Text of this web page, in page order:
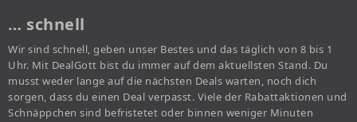
… schnell
Wir sind schnell, geben unser Bestes und das täglich von 8 bis 1
Uhr. Mit DealGott bist du immer auf dem aktuellsten Stand. Du
musst weder lange auf die nächsten Deals warten, noch dich
sorgen, dass du einen Deal verpasst. Viele der Rabattaktionen und
Schnäppchen sind befristetet oder binnen weniger Minuten